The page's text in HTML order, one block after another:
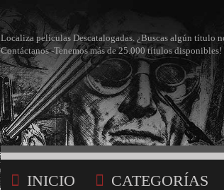
Localiza películas Descatalogadas. ¿Buscas algún título
Contáctanos -Tenemos más de 25.000 títulos disponibles!
INICIO CATEGORÍAS